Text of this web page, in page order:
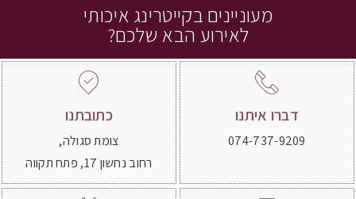
מעוניינים בקייטרינג איכותי
לאירוע הבא שלכם?
דברו איתנו
074-737-9209
כתובתנו
צומת סגולה,
רחוב נחשון 17, פתח תקווה